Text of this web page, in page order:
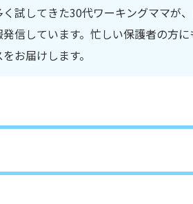
試してきた30代ワーキングママが
信しています。忙しい保護者の方
お届けします。